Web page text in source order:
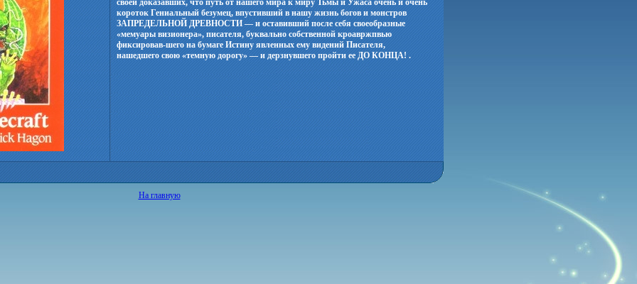
своей доказавших, что путь от нашего мира к миру Тьмы и Ужаса очень и очень
короток Гениальный безумец, впустивший в нашу жизнь богов и монстров
ЗАПРЕДЕЛЬНОЙ ДРЕВНОСТИ — и оставивший после себя своеобразные
«мемуары визионера», писателя, буквально собственной кроавржпвью
фиксировав-шего на бумаге Истину явленных ему видений Писателя,
нашедшего свою «темную дорогу» — и дерзнувшего пройти ее ДО КОНЦА! .
На главную